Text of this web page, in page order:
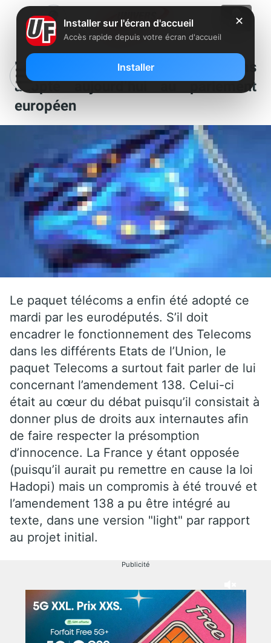
Les 12 mesures du paquet télécoms
adopté aujourd’hui au parlement
européen
Le paquet télécoms a enfin été adopté ce
mardi par les eurodéputés. S’il doit
encadrer le fonctionnement des Telecoms
dans les différents Etats de l’Union, le
paquet Telecoms a surtout fait parler de lui
concernant l’amendement 138. Celui-ci
était au cœur du débat puisqu’il consistait à
donner plus de droits aux internautes afin
de faire respecter la présomption
d’innocence. La France y étant opposée
(puisqu’il aurait pu remettre en cause la loi
Hadopi) mais un compromis à été trouvé et
l’amendement 138 a pu être intégré au
texte, dans une version "light" par rapport
au projet initial.
Publicité
✕
Installer sur l'écran d'accueil
Accès rapide depuis votre écran d'accueil
Installer